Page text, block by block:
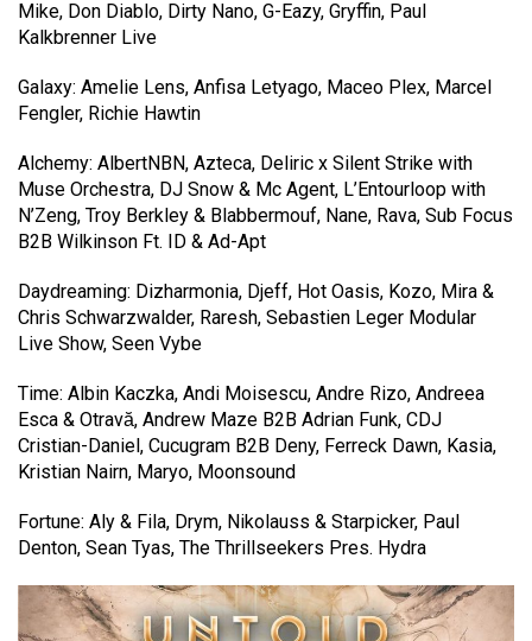
Mike, Don Diablo, Dirty Nano, G-Eazy, Gryffin, Paul
Kalkbrenner Live
Galaxy: Amelie Lens, Anfisa Letyago, Maceo Plex, Marcel
Fengler, Richie Hawtin
Alchemy: AlbertNBN, Azteca, Deliric x Silent Strike with
Muse Orchestra, DJ Snow & Mc Agent, L’Entourloop with
N’Zeng, Troy Berkley & Blabbermouf, Nane, Rava, Sub Focus
B2B Wilkinson Ft. ID & Ad-Apt
Daydreaming: Dizharmonia, Djeff, Hot Oasis, Kozo, Mira &
Chris Schwarzwalder, Raresh, Sebastien Leger Modular
Live Show, Seen Vybe
Time: Albin Kaczka, Andi Moisescu, Andre Rizo, Andreea
Esca & Otravă, Andrew Maze B2B Adrian Funk, CDJ
Cristian-Daniel, Cucugram B2B Deny, Ferreck Dawn, Kasia,
Kristian Nairn, Maryo, Moonsound
Fortune: Aly & Fila, Drym, Nikolauss & Starpicker, Paul
Denton, Sean Tyas, The Thrillseekers Pres. Hydra